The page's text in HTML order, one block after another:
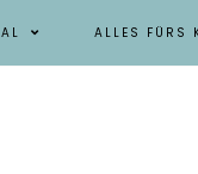
ALLES FÜRS